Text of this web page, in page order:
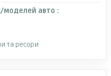
моделей авто :
та ресори